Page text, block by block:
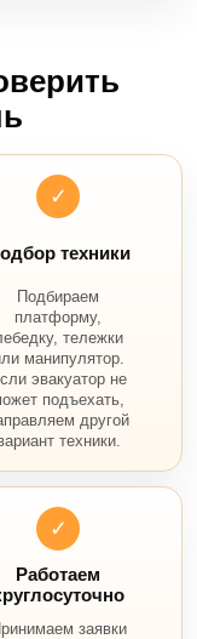
✓
техники
Подбираем
платформу,
тележки
манипулятор.
эвакуатор не
подъехать,
другой
техники.
✓
Работаем
заявки